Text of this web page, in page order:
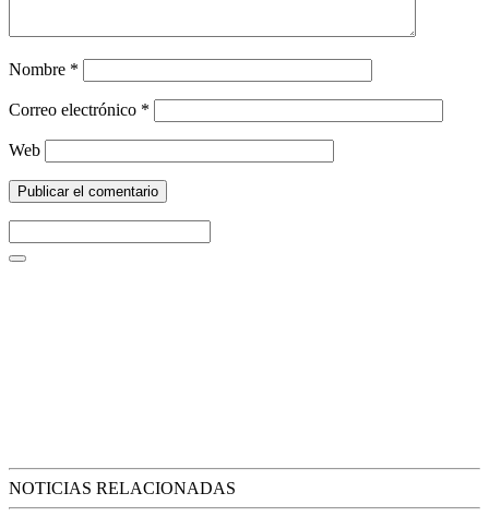
Nombre *
Correo electrónico *
Web
NOTICIAS RELACIONADAS